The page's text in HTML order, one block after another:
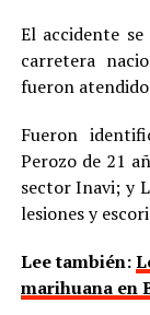
El accidente
carretera
fueron
Fueron
Perozo de 21
sector Inavi; y
lesiones y
Lee también:
marihuana en